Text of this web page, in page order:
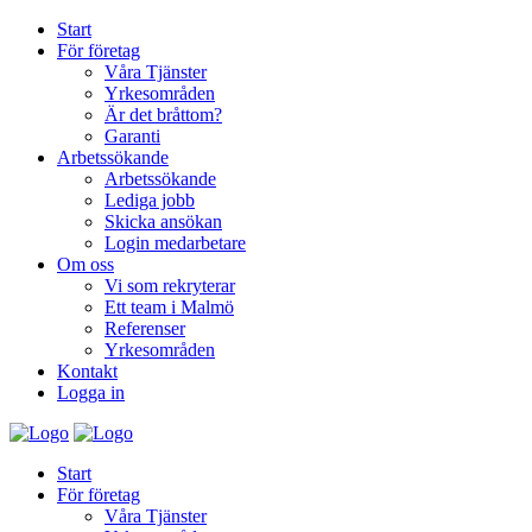
Start
För företag
Våra Tjänster
Yrkesområden
Är det bråttom?
Garanti
Arbetssökande
Arbetssökande
Lediga jobb
Skicka ansökan
Login medarbetare
Om oss
Vi som rekryterar
Ett team i Malmö
Referenser
Yrkesområden
Kontakt
Logga in
Start
För företag
Våra Tjänster